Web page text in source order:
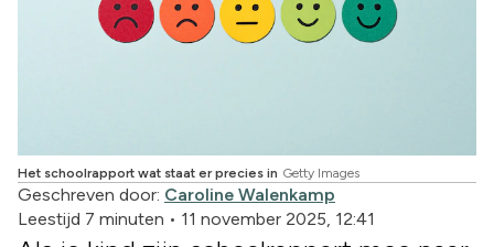
Het schoolrapport wat staat er precies in Getty Images
Geschreven door: Caroline Walenkamp
Leestijd 7 minuten • 11 november 2025, 12:41